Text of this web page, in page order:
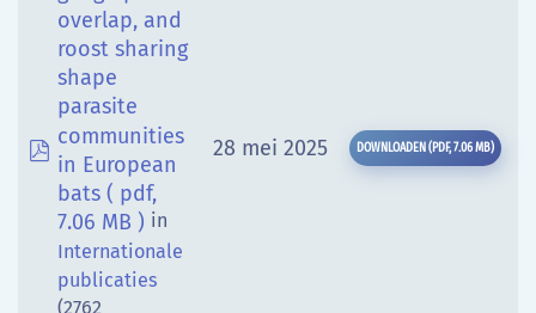
pdf
overlap, and
roost sharing
shape
parasite
communities
in European
bats ( pdf,
7.06 MB ) in
Internationale
publicaties
(2762
28 mei 2025 DOWNLOADEN (PDF,7.06 MB)